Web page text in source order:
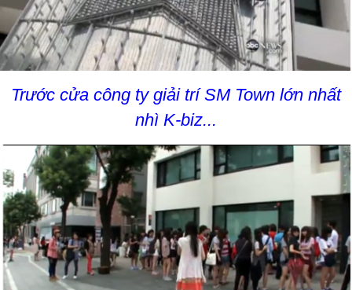
Trước cửa công ty giải trí SM Town lớn nhất
nhì K-biz...